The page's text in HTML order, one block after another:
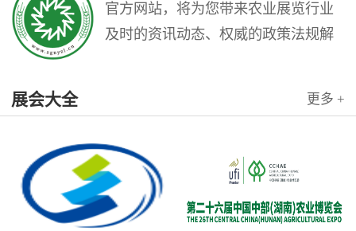
官方网站，将为您带来农业展览行业
及时的资讯动态、权威的政策法规解
专业网站，提供了...
展会大全 更多 +